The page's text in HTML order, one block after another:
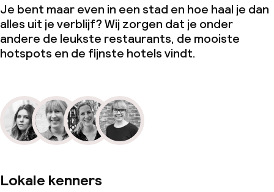
Je bent maar even in een stad en hoe haal je dan
alles uit je verblijf? Wij zorgen dat je onder
andere de leukste restaurants, de mooiste
hotspots en de fijnste hotels vindt.
Lokale kenners